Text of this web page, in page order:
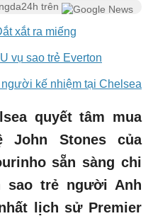
trên
xắt ra miếng
vụ sao trẻ Everton
kế nhiệm tại Chelsea
quyết tâm mua
John Stones của
sẵn sàng chi
sao trẻ người Anh
lịch sử Premier